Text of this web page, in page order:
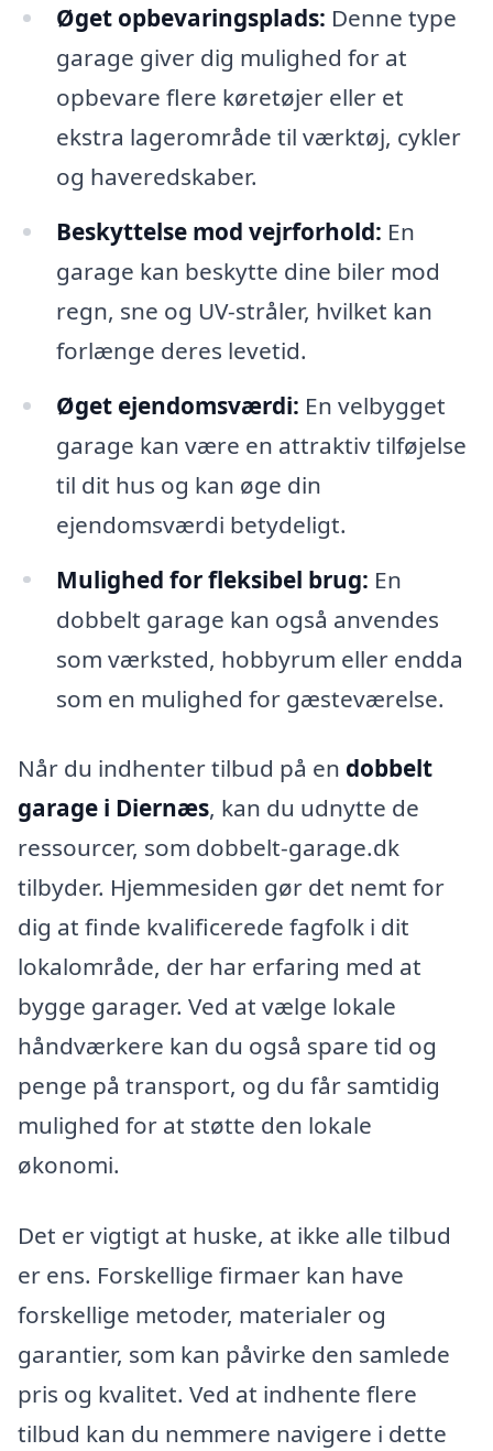
Øget opbevaringsplads: Denne type
garage giver dig mulighed for at
opbevare flere køretøjer eller et
ekstra lagerområde til værktøj, cykler
og haveredskaber.
Beskyttelse mod vejrforhold: En
garage kan beskytte dine biler mod
regn, sne og UV-stråler, hvilket kan
forlænge deres levetid.
Øget ejendomsværdi: En velbygget
garage kan være en attraktiv tilføjelse
til dit hus og kan øge din
ejendomsværdi betydeligt.
Mulighed for fleksibel brug: En
dobbelt garage kan også anvendes
som værksted, hobbyrum eller endda
som en mulighed for gæsteværelse.
Når du indhenter tilbud på en dobbelt
garage i Diernæs, kan du udnytte de
ressourcer, som dobbelt-garage.dk
tilbyder. Hjemmesiden gør det nemt for
dig at finde kvalificerede fagfolk i dit
lokalområde, der har erfaring med at
bygge garager. Ved at vælge lokale
håndværkere kan du også spare tid og
penge på transport, og du får samtidig
mulighed for at støtte den lokale
økonomi.
Det er vigtigt at huske, at ikke alle tilbud
er ens. Forskellige firmaer kan have
forskellige metoder, materialer og
garantier, som kan påvirke den samlede
pris og kvalitet. Ved at indhente flere
tilbud kan du nemmere navigere i dette